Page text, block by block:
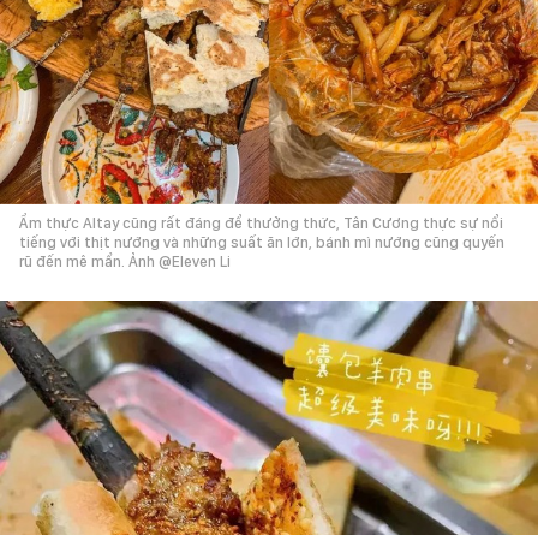
Ẩm thực Altay cũng rất đáng để thưởng thức, Tân Cương thực sự nổi
tiếng với thịt nướng và những suất ăn lớn, bánh mì nướng cũng quyến
rũ đến mê mẩn. Ảnh @Eleven Li